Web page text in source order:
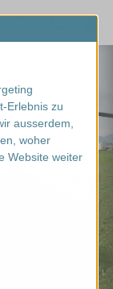
Erlebnis zu
ausserdem,
woher
Website weiter